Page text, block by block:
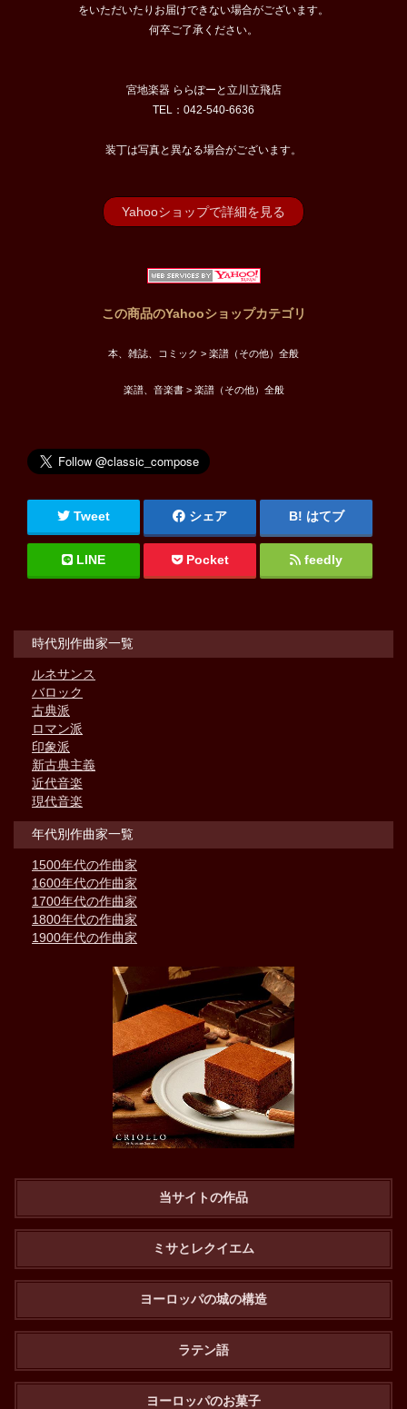
をいただいたりお届けできない場合がございます。
何卒ご了承ください。
宮地楽器 ららぽーと立川立飛店
TEL：042-540-6636
装丁は写真と異なる場合がございます。
Yahooショップで詳細を見る
この商品のYahooショップカテゴリ
本、雑誌、コミック > 楽譜（その他）全般
楽譜、音楽書 > 楽譜（その他）全般
Tweet シェア はてブ
LINE Pocket feedly
時代別作曲家一覧
ルネサンス
バロック
古典派
ロマン派
印象派
新古典主義
近代音楽
現代音楽
年代別作曲家一覧
1500年代の作曲家
1600年代の作曲家
1700年代の作曲家
1800年代の作曲家
1900年代の作曲家
当サイトの作品
ミサとレクイエム
ヨーロッパの城の構造
ラテン語
ヨーロッパのお菓子